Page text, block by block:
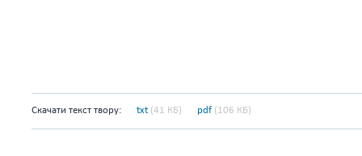
Скачати текст твору: txt (41 КБ) pdf (106 КБ)